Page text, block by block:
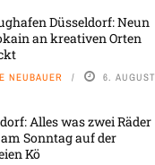
Düsseldorf: Neun
an kreativen Orten
NEUBAUER 6. AUGUST
Alles was zwei Räder
Sonntag auf der
Kö